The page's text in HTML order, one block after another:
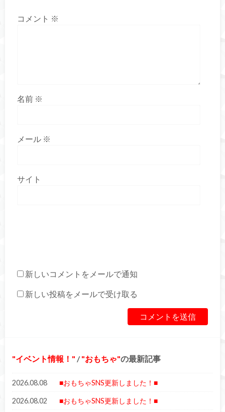
コメント ※
名前 ※
メール ※
サイト
新しいコメントをメールで通知
新しい投稿をメールで受け取る
イベント情報！ / おもちゃ の最新記事
2026.08.08 ■おもちゃSNS更新しました！■
2026.08.02 ■おもちゃSNS更新しました！■